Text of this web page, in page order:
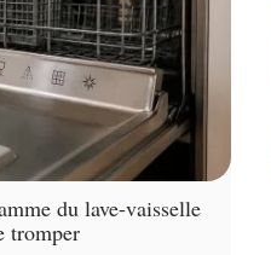
du lave-vaisselle
tromper